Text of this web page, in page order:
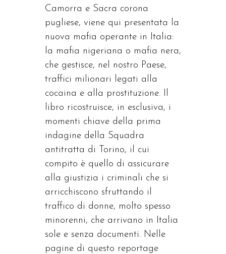
Camorra e Sacra corona
pugliese, viene qui presentata la
nuova mafia operante in Italia:
la mafia nigeriana o mafia nera,
che gestisce, nel nostro Paese,
traffici milionari legati alla
cocaina e alla prostituzione. Il
libro ricostruisce, in esclusiva, i
momenti chiave della prima
indagine della Squadra
antitratta di Torino, il cui
compito è quello di assicurare
alla giustizia i criminali che si
arricchiscono sfruttando il
traffico di donne, molto spesso
minorenni, che arrivano in Italia
sole e senza documenti. Nelle
pagine di questo reportage